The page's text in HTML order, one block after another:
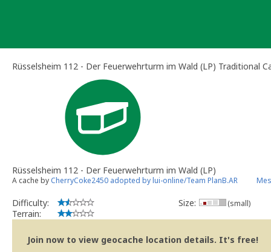
Rüsselsheim 112 - Der Feuerwehrturm im Wald (LP) Traditional
Rüsselsheim 112 - Der Feuerwehrturm im Wald (LP)
A cache by CherryCoke2450 adopted by lui-online/Team PlanB.AR
Difficulty:
Terrain:
Size: (small)
Join now to view geocache location details. It's free!